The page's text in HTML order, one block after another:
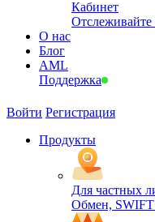
Кабинет
О нас
Блог
AML
Поддержка
Войти Регистрация
Продукты
Для частных
Обмен, SWIFT